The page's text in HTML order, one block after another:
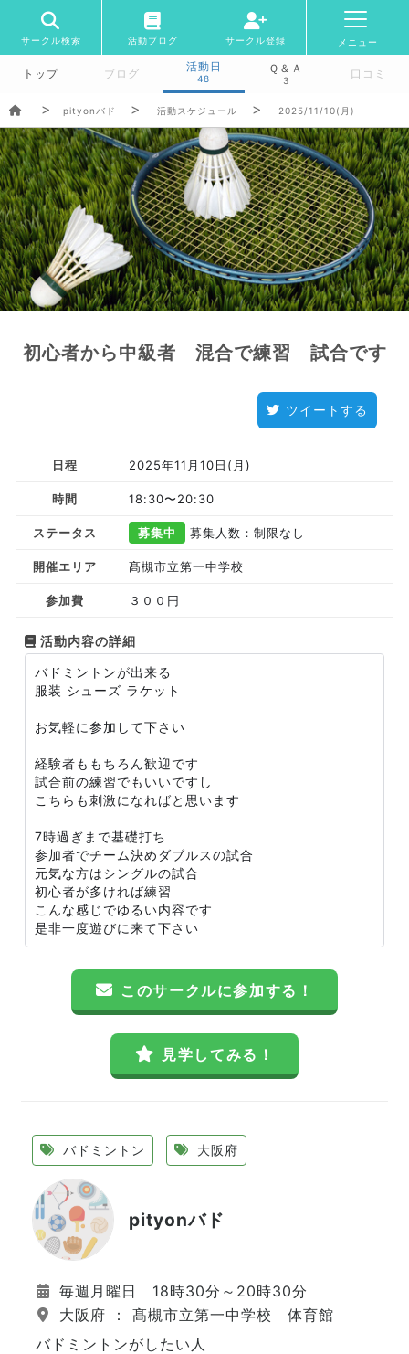
サークル検索 活動ブログ サークル登録 メニュー
トップ ブログ
活動日
48
Ｑ＆Ａ
3 口コミ
pityonバド 活動スケジュール 2025/11/10(月)
初心者から中級者 混合で練習 試合です
ツイートする
日程 2025年11月10日(月)
時間 18:30〜20:30
ステータス 募集中 募集人数：制限なし
開催エリア 髙槻市立第一中学校
参加費 ３００円
活動内容の詳細
バドミントンが出来る
服装 シューズ ラケット
お気軽に参加して下さい
経験者ももちろん歓迎です
試合前の練習でもいいですし
こちらも刺激になればと思います
7時過ぎまで基礎打ち
参加者でチーム決めダブルスの試合
元気な方はシングルの試合
初心者が多ければ練習
こんな感じでゆるい内容です
是非一度遊びに来て下さい
このサークルに参加する！
見学してみる！
バドミントン 大阪府
pityonバド
毎週月曜日 18時30分～20時30分
大阪府 ： 髙槻市立第一中学校 体育館
バドミントンがしたい人